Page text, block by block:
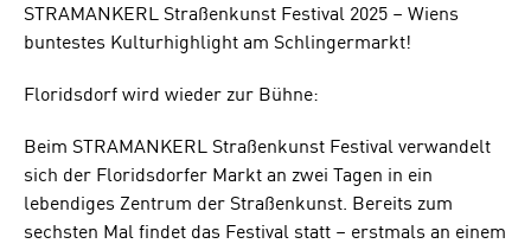
STRAMANKERL Straßenkunst Festival 2025 – Wiens
buntestes Kulturhighlight am Schlingermarkt!
Floridsdorf wird wieder zur Bühne:
Beim STRAMANKERL Straßenkunst Festival verwandelt
sich der Floridsdorfer Markt an zwei Tagen in ein
lebendiges Zentrum der Straßenkunst. Bereits zum
sechsten Mal findet das Festival statt – erstmals an einem